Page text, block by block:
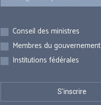
Inscriptions
Conseil des ministres
Membres du gouvernement
Institutions fédérales